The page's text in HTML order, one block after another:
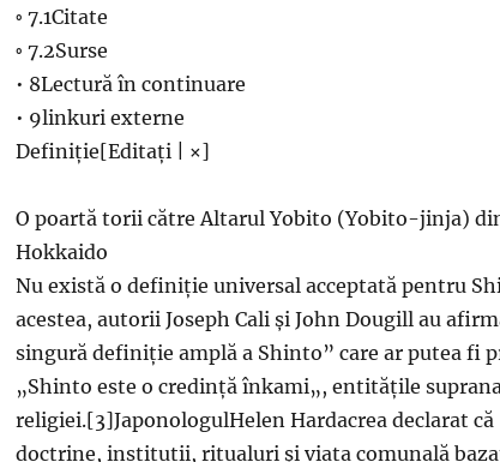
◦ 7.1Citate
◦ 7.2Surse
• 8Lectură în continuare
• 9linkuri externe
Definiție[Editați | ×]
O poartă torii către Altarul Yobito (Yobito-jinja)
Hokkaido
Nu există o definiție universal acceptată pentru
acestea, autorii Joseph Cali și John Dougill au
singură definiție amplă a Shinto” care ar putea fi
„Shinto este o credință înkami„, entitățile
religiei.[3]JaponologulHelen Hardacrea declarat
doctrine, instituții, ritualuri și viața comunală